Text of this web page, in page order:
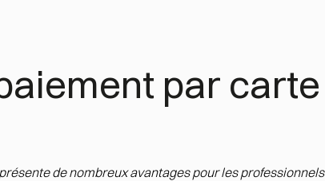
par carte
de nombreux avantages pour les professionnels